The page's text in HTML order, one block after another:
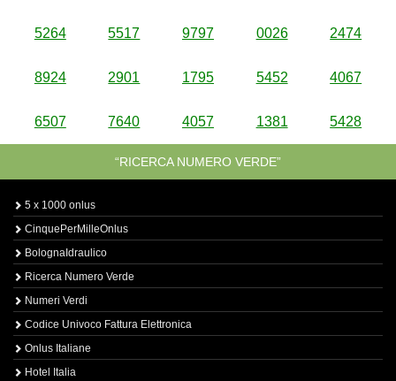
5264 5517 9797 0026 2474
8924 2901 1795 5452 4067
6507 7640 4057 1381 5428
“RICERCA NUMERO VERDE”
5 x 1000 onlus
CinquePerMilleOnlus
BolognaIdraulico
Ricerca Numero Verde
Numeri Verdi
Codice Univoco Fattura Elettronica
Onlus Italiane
Hotel Italia